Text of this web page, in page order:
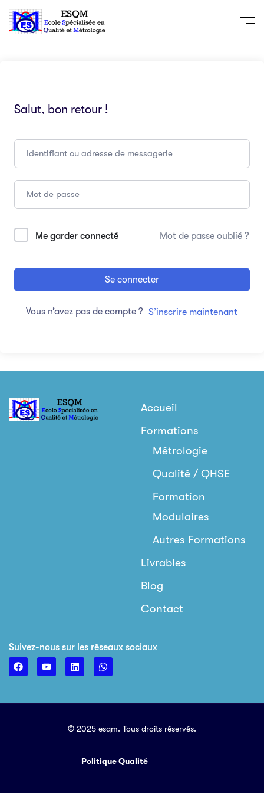
Salut, bon retour !
Me garder connecté Mot de passe oublié ?
Se connecter
Vous n’avez pas de compte ? S’inscrire maintenant
Accueil
Formations
Métrologie
Qualité / QHSE
Formation
Modulaires
Autres Formations
Livrables
Blog
Contact
Suivez-nous sur les réseaux sociaux
© 2025 esqm. Tous droits réservés.
Politique Qualité